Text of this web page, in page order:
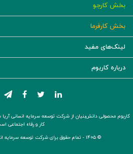
بخش کارجو
بخش کارفرما
لینک‌های مفید
درباره کاربوم
کاربوم محصولی دانش‌بنیان از شرکت توسعه سرمایه انسانی آریا
کار و رفاه اجتماعی
© ۱۴۰۵ -
تمام حقوق برای شرکت توسعه سرمایه